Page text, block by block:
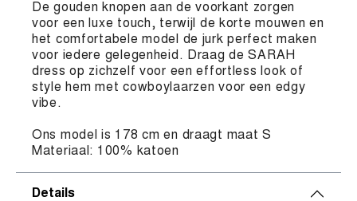
De gouden knopen aan de voorkant zorgen
voor een luxe touch, terwijl de korte mouwen en
het comfortabele model de jurk perfect maken
voor iedere gelegenheid. Draag de SARAH
dress op zichzelf voor een effortless look of
style hem met cowboylaarzen voor een edgy
vibe.
Ons model is 178 cm en draagt maat S
Materiaal: 100% katoen
Details